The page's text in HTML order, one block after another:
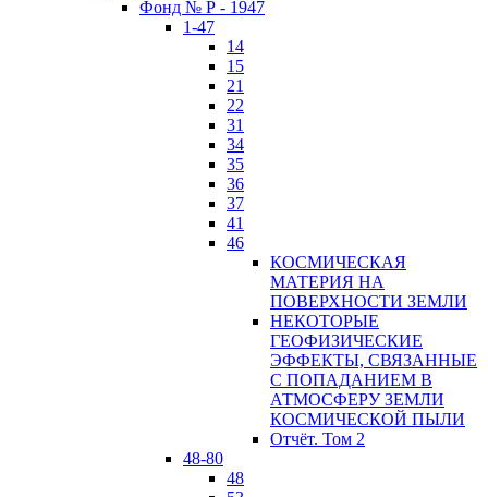
Фонд № Р - 1947
1-47
14
15
21
22
31
34
35
36
37
41
46
КОСМИЧЕСКАЯ
МАТЕРИЯ НА
ПОВЕРХНОСТИ ЗЕМЛИ
НЕКОТОРЫЕ
ГЕОФИЗИЧЕСКИЕ
ЭФФЕКТЫ, СВЯЗАННЫЕ
С ПОПАДАНИЕМ В
АТМОСФЕРУ ЗЕМЛИ
КОСМИЧЕСКОЙ ПЫЛИ
Отчёт. Том 2
48-80
48